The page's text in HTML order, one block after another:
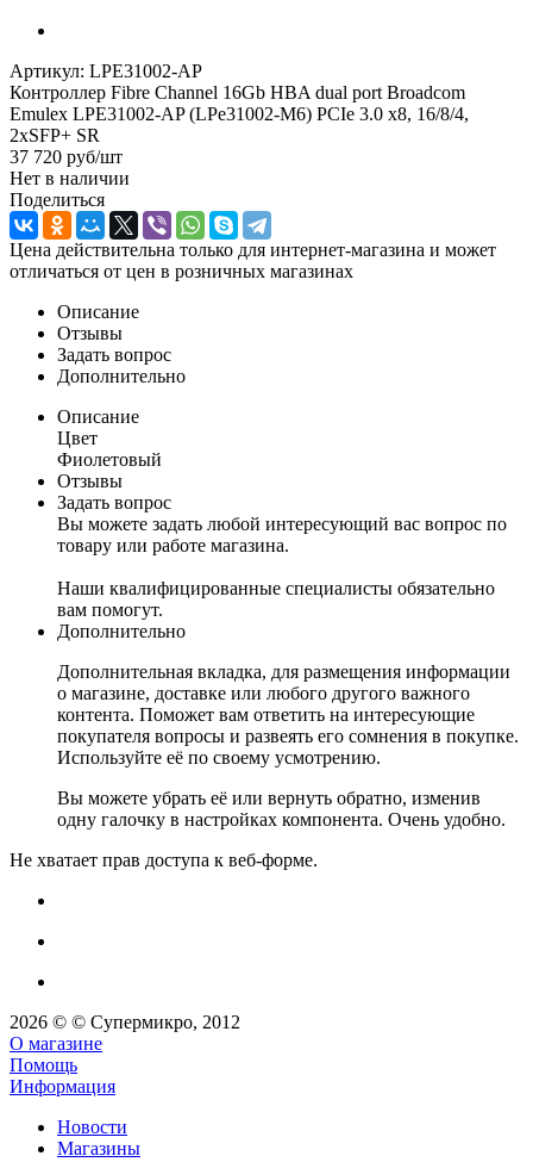
Артикул: LPE31002-AP
Контроллер Fibre Channel 16Gb HBA dual port Broadcom
Emulex LPE31002-AP (LPe31002-M6) PCIe 3.0 x8, 16/8/4,
2xSFP+ SR
37 720 руб/шт
Нет в наличии
Поделиться
Цена действительна только для интернет-магазина и может
отличаться от цен в розничных магазинах
Описание
Отзывы
Задать вопрос
Дополнительно
Описание
Цвет
Фиолетовый
Отзывы
Задать вопрос
Вы можете задать любой интересующий вас вопрос по
товару или работе магазина.
Наши квалифицированные специалисты обязательно
вам помогут.
Дополнительно
Дополнительная вкладка, для размещения информации
о магазине, доставке или любого другого важного
контента. Поможет вам ответить на интересующие
покупателя вопросы и развеять его сомнения в покупке.
Используйте её по своему усмотрению.
Вы можете убрать её или вернуть обратно, изменив
одну галочку в настройках компонента. Очень удобно.
Не хватает прав доступа к веб-форме.
2026 © © Супермикро, 2012
О магазине
Помощь
Информация
Новости
Магазины